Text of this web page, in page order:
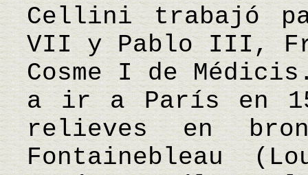
Cellini trabajó
VII y Pablo III,
Cosme I de
a ir a París en
relieves en
Fontainebleau